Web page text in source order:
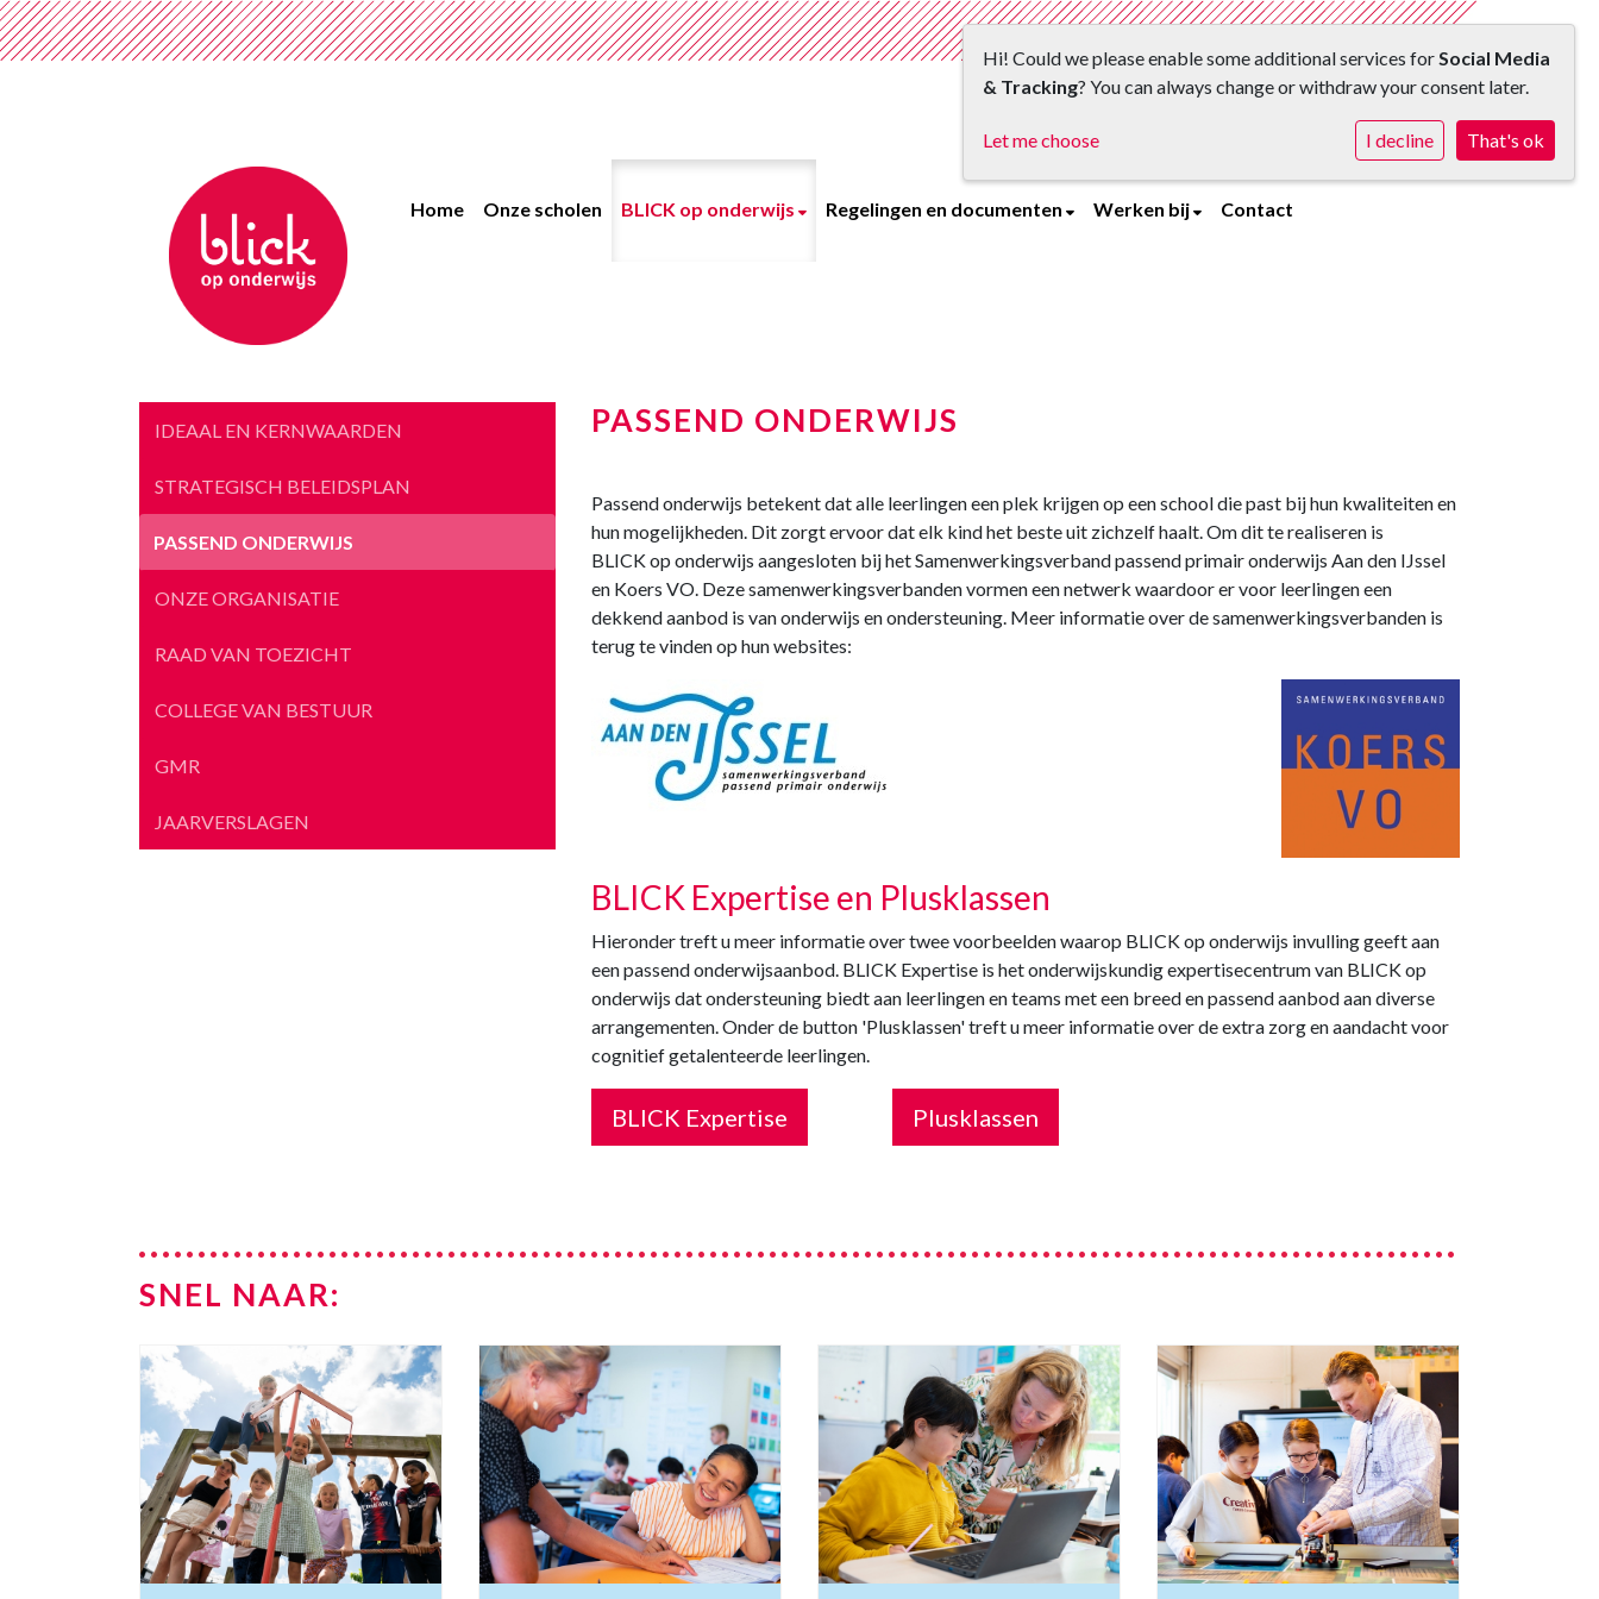
Home Onze scholen BLICK op onderwijs Regelingen en documenten Werken bij Contact
IDEAAL EN KERNWAARDEN
STRATEGISCH BELEIDSPLAN
PASSEND ONDERWIJS
ONZE ORGANISATIE
RAAD VAN TOEZICHT
COLLEGE VAN BESTUUR
GMR
JAARVERSLAGEN
PASSEND ONDERWIJS
Passend onderwijs betekent dat alle leerlingen een plek krijgen op een school die past bij hun kwaliteiten en
hun mogelijkheden. Dit zorgt ervoor dat elk kind het beste uit zichzelf haalt. Om dit te realiseren is
BLICK op onderwijs aangesloten bij het Samenwerkingsverband passend primair onderwijs Aan den IJssel
en Koers VO. Deze samenwerkingsverbanden vormen een netwerk waardoor er voor leerlingen een
dekkend aanbod is van onderwijs en ondersteuning. Meer informatie over de samenwerkingsverbanden is
terug te vinden op hun websites:
BLICK Expertise en Plusklassen
Hieronder treft u meer informatie over twee voorbeelden waarop BLICK op onderwijs invulling geeft aan
een passend onderwijsaanbod. BLICK Expertise is het onderwijskundig expertisecentrum van BLICK op
onderwijs dat ondersteuning biedt aan leerlingen en teams met een breed en passend aanbod aan diverse
arrangementen. Onder de button 'Plusklassen' treft u meer informatie over de extra zorg en aandacht voor
cognitief getalenteerde leerlingen.
BLICK Expertise Plusklassen
SNEL NAAR:
Hi! Could we please enable some additional services forSocial Media
& Tracking? You can always change or withdraw your consent later.
Let me choose I decline That's ok